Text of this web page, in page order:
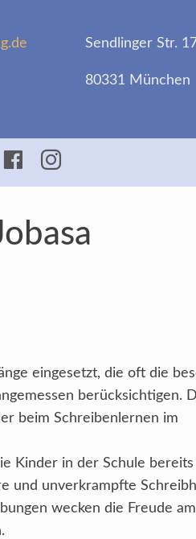
Sendlinger Str.
80331 München
Facebook
Insta
eingesetzt, die oft die
berücksichtigen.
beim Schreibenlernen im
Kinder in der Schule bereits
und unverkrampfte
wecken die Freude